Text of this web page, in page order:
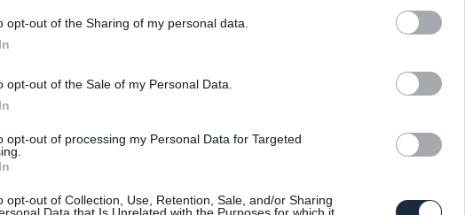
opt-out of the Sharing of my personal data.
opt-out of the Sale of my Personal Data.
opt-out of processing my Personal Data for Targeted
opt-out of Collection, Use, Retention, Sale, and/or Sharing
persze engedélyeztetés után.
alatt tevékenykedő Cruise cég is, aki
jópár évet. Jelentkeztek és megkapták az
járművek tesztelése emberi felügyelet nélkül.
önvezetőnek tervezett koncepciókat is ki
amikben eleve nincsenek vezérlőszervek. Ilyen
egyszer a jövőben a közösségi közlekedés
és technikai megoldásaival.